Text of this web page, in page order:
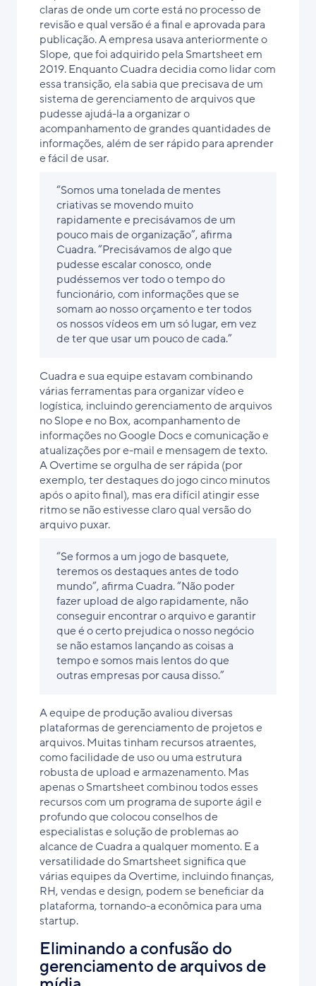
claras de onde um corte está no processo de
revisão e qual versão é a final e aprovada para
publicação. A empresa usava anteriormente o
Slope, que foi adquirido pela Smartsheet em
2019. Enquanto Cuadra decidia como lidar com
essa transição, ela sabia que precisava de um
sistema de gerenciamento de arquivos que
pudesse ajudá-la a organizar o
acompanhamento de grandes quantidades de
informações, além de ser rápido para aprender
e fácil de usar.
“Somos uma tonelada de mentes
criativas se movendo muito
rapidamente e precisávamos de um
pouco mais de organização”, afirma
Cuadra. “Precisávamos de algo que
pudesse escalar conosco, onde
pudéssemos ver todo o tempo do
funcionário, com informações que se
somam ao nosso orçamento e ter todos
os nossos vídeos em um só lugar, em vez
de ter que usar um pouco de cada.”
Cuadra e sua equipe estavam combinando
várias ferramentas para organizar vídeo e
logística, incluindo gerenciamento de arquivos
no Slope e no Box, acompanhamento de
informações no Google Docs e comunicação e
atualizações por e-mail e mensagem de texto.
A Overtime se orgulha de ser rápida (por
exemplo, ter destaques do jogo cinco minutos
após o apito final), mas era difícil atingir esse
ritmo se não estivesse claro qual versão do
arquivo puxar.
“Se formos a um jogo de basquete,
teremos os destaques antes de todo
mundo”, afirma Cuadra. “Não poder
fazer upload de algo rapidamente, não
conseguir encontrar o arquivo e garantir
que é o certo prejudica o nosso negócio
se não estamos lançando as coisas a
tempo e somos mais lentos do que
outras empresas por causa disso.”
A equipe de produção avaliou diversas
plataformas de gerenciamento de projetos e
arquivos. Muitas tinham recursos atraentes,
como facilidade de uso ou uma estrutura
robusta de upload e armazenamento. Mas
apenas o Smartsheet combinou todos esses
recursos com um programa de suporte ágil e
profundo que colocou conselhos de
especialistas e solução de problemas ao
alcance de Cuadra a qualquer momento. E a
versatilidade do Smartsheet significa que
várias equipes da Overtime, incluindo finanças,
RH, vendas e design, podem se beneficiar da
plataforma, tornando-a econômica para uma
startup.
Eliminando a confusão do
gerenciamento de arquivos de